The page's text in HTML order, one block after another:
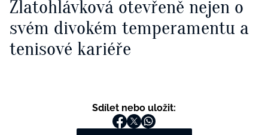
Zlatohlávková otevřeně nejen o
svém divokém temperamentu a
tenisové kariéře
Sdílet nebo uložit: